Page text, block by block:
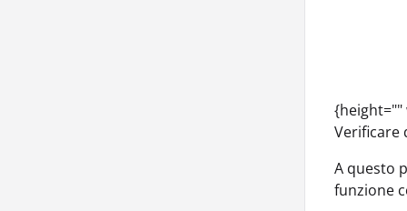
Verificare
A questo
funzione